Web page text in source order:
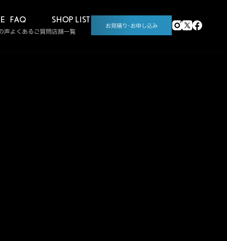
声
FAQ
よくあるご質問
SHOP LIST
店舗一覧
お見積り･お申し込み